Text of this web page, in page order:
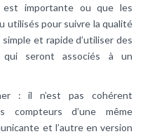
importante ou que les
utilisés pour suivre la qualité
et rapide d’utiliser des
qui seront associés à un
: il n’est pas cohérent
compteurs d’une même
et l’autre en version